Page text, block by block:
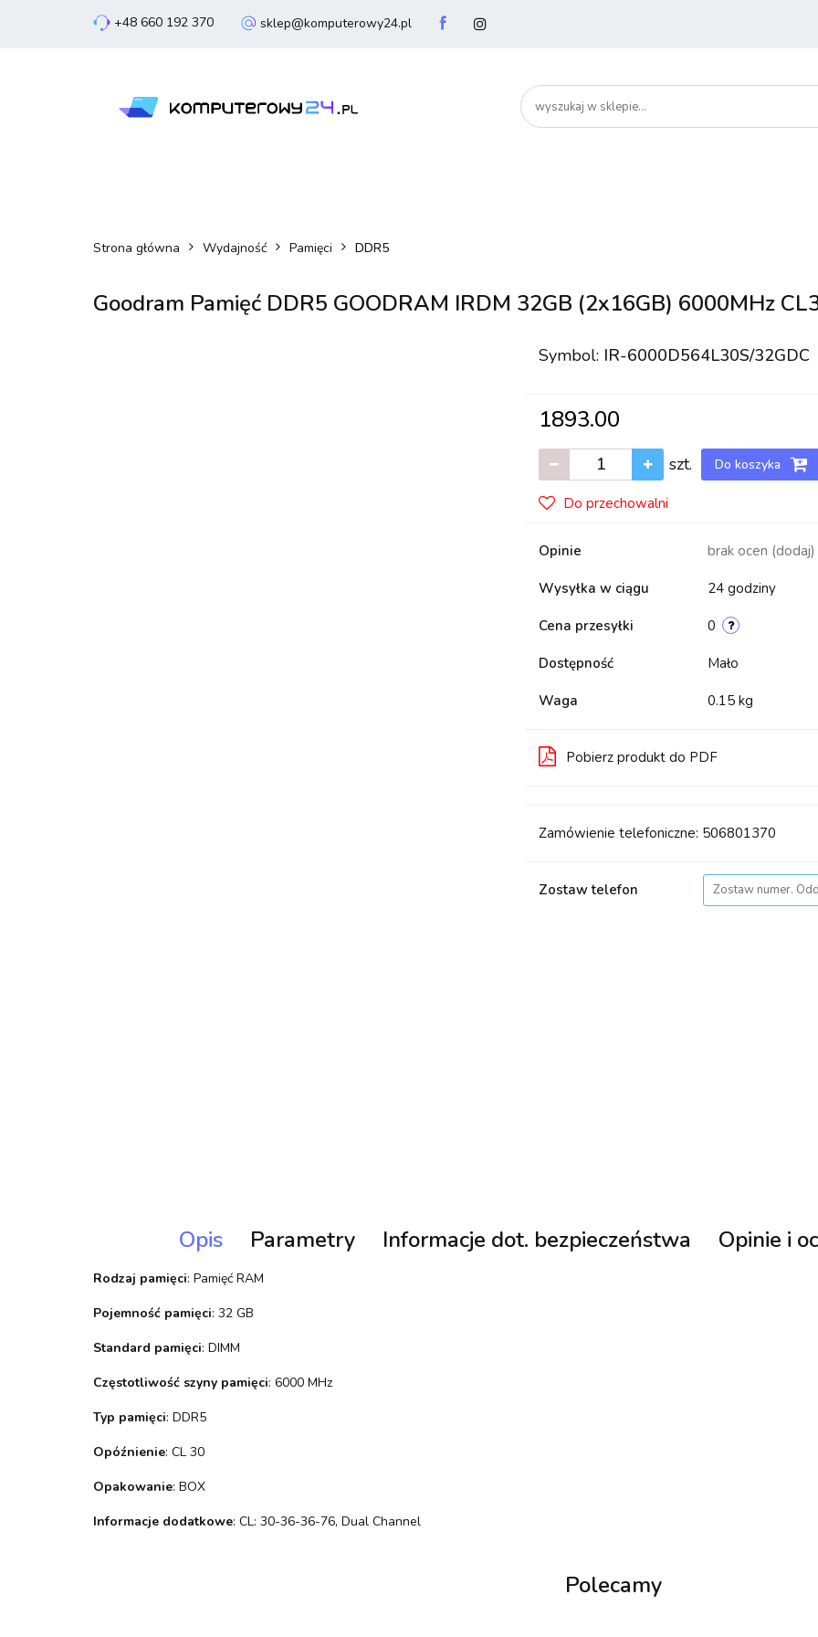
sklep@komputerowy24.pl
+48 660 192 370 Laptopy Komputery
Smartfony Bezpieczeństwo
Strona główna Wydajność Pamięci DDR5
Goodram Pamięć DDR5 GOODRAM IRDM 32GB (2x16GB) 6000MHz
Symbol: IR-6000D564L30S/32GDC
1893.00
szt. Do koszyka
Do przechowalni
Opinie brak ocen (dodaj)
Wysyłka w ciągu 24 godziny
Cena przesyłki 0
Dostępność Mało
Waga 0.15 kg
Pobierz produkt do PDF
Zamówienie telefoniczne: 506801370
Zostaw telefon
Opis Parametry Informacje dot. bezpieczeństwa Opinie i
Rodzaj pamięci: Pamięć RAM
Pojemność pamięci: 32 GB
Standard pamięci: DIMM
Częstotliwość szyny pamięci: 6000 MHz
Typ pamięci: DDR5
Opóźnienie: CL 30
Opakowanie: BOX
Informacje dodatkowe: CL: 30-36-36-76, Dual Channel
Polecamy